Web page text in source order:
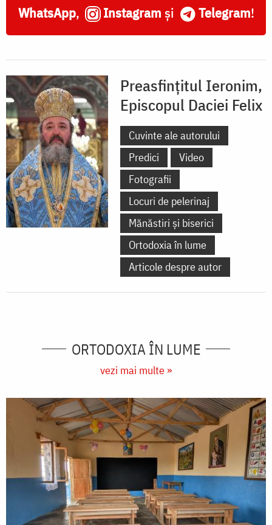
WhatsApp, Instagram și Telegram!
Preasfințitul Ieronim,
Episcopul Daciei Felix
Cuvinte ale autorului
Predici
Video
Fotografii
Locuri de pelerinaj
Mănăstiri și biserici
Ortodoxia în lume
Articole despre autor
ORTODOXIA ÎN LUME
vezi mai multe »